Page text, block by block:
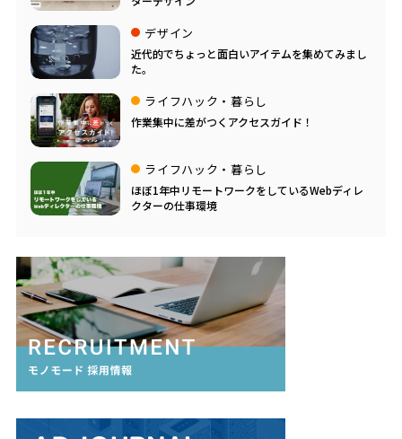
デザイン
近代的でちょっと面白いアイテムを集めてみまし
た。
ライフハック・暮らし
作業集中に差がつくアクセスガイド！
ライフハック・暮らし
ほぼ1年中リモートワークをしているWebディレ
クターの仕事環境